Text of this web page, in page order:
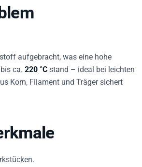
aufgebracht, was eine hohe
ca. 220 °C stand – ideal bei leichten
Korn, Filament und Träger sichert